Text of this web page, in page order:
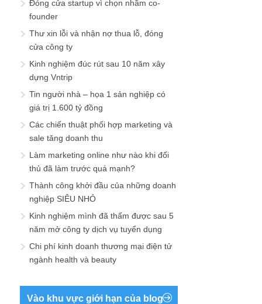
Đóng cửa startup vì chọn nhầm co-
founder
Thư xin lỗi và nhận nợ thua lỗ, đóng
cửa công ty
Kinh nghiệm đúc rút sau 10 năm xây
dựng Vntrip
Tin người nhà – họa 1 sản nghiệp có
giá trị 1.600 tỷ đồng
Các chiến thuật phối hợp marketing và
sale tăng doanh thu
Làm marketing online như nào khi đối
thủ đã làm trước quá mạnh?
Thành công khởi đầu của những doanh
nghiệp SIÊU NHỎ
Kinh nghiệm mình đã thấm được sau 5
năm mở công ty dịch vụ tuyển dụng
Chi phí kinh doanh thương mại điện tử
ngành health và beauty
Vào khu vực giới hạn của blog